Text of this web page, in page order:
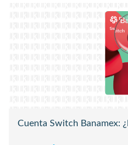
Cuenta Switch Banamex: